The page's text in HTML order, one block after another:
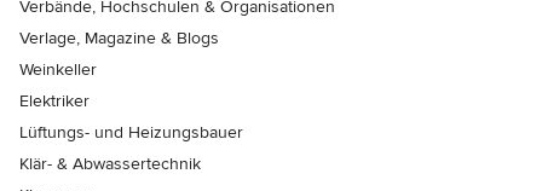
Verbände, Hochschulen & Organisationen
Verlage, Magazine & Blogs
Weinkeller
Elektriker
Lüftungs- und Heizungsbauer
Klär- & Abwassertechnik